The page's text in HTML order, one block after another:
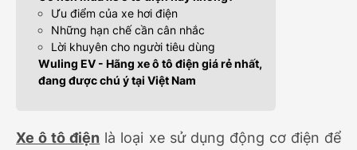
Ưu điểm của xe hơi điện
Những hạn chế cần cân nhắc
Lời khuyên cho người tiêu dùng
Wuling EV - Hãng xe ô tô điện giá rẻ nhất,
đang được chú ý tại Việt Nam
Xe ô tô điện là loại xe sử dụng động cơ điện để